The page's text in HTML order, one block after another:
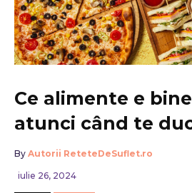
Ce alimente e
atunci când te
By Autorii ReteteDeSuflet.ro
iulie 26, 2024